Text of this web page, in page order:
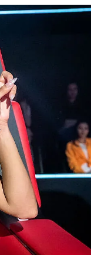
ДА!НА
КУЛТУРА
КРИМИ
ВЯРА
ОБЯВИ
ВРЕМЕТО